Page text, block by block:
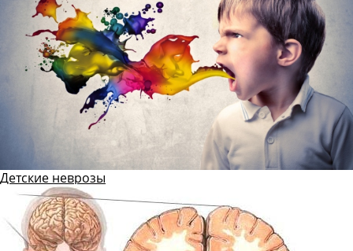
Детские неврозы